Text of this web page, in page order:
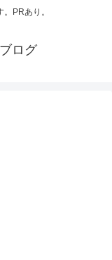
PRあり。
ログ